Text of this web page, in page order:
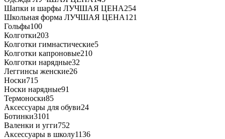
Шапки и шарфы ЛУЧШАЯ ЦЕНА254
Школьная форма ЛУЧШАЯ ЦЕНА121
Гольфы100
Колготки203
Колготки гимнастические5
Колготки капроновые210
Колготки нарядные32
Леггинсы женские26
Носки715
Носки нарядные91
Термоноски85
Аксессуары для обуви24
Ботинки3101
Валенки и угги752
Аксессуары в школу1136